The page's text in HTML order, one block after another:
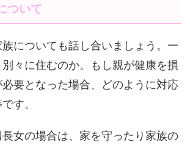
ついて
についても話し合いましょう。一
々に住むのか。もし親が健康を損
要となった場合、どのように対応
す。
女の場合は、家を守ったり家族の